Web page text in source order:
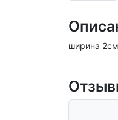
ширина